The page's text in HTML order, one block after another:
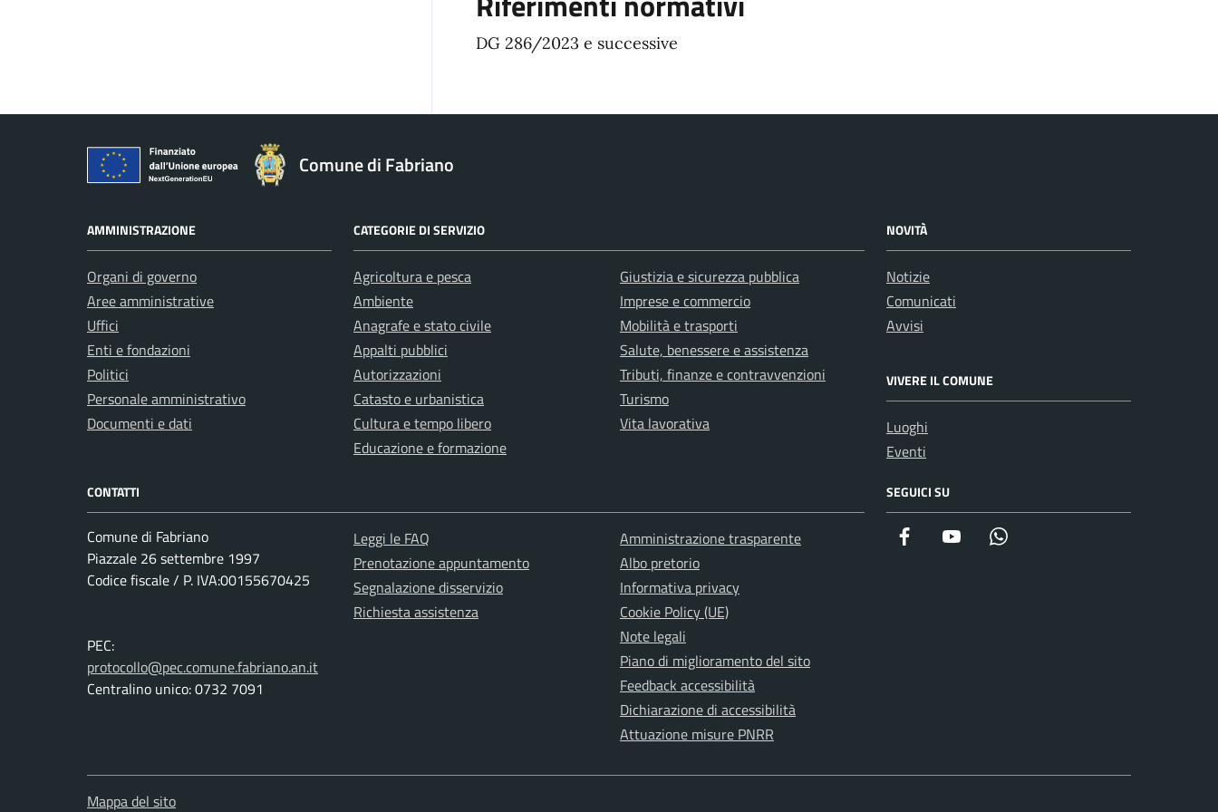
DG 286/2023 e successive
Comune di Fabriano
AMMINISTRAZIONE
Organi di governo
Aree amministrative
Uffici
Enti e fondazioni
Politici
Personale amministrativo
Documenti e dati
CATEGORIE DI SERVIZIO
Agricoltura e pesca
Ambiente
Anagrafe e stato civile
Appalti pubblici
Autorizzazioni
Catasto e urbanistica
Cultura e tempo libero
Educazione e formazione
Giustizia e sicurezza pubblica
Imprese e commercio
Mobilità e trasporti
Salute, benessere e assistenza
Tributi, finanze e contravvenzioni
Turismo
Vita lavorativa
NOVITÀ
Notizie
Comunicati
Avvisi
VIVERE IL COMUNE
Luoghi
Eventi
CONTATTI
Comune di Fabriano
Piazzale 26 settembre 1997
Codice fiscale / P. IVA:00155670425
PEC:
protocollo@pec.comune.fabriano.an.it
Centralino unico: 0732 7091
Leggi le FAQ
Prenotazione appuntamento
Segnalazione disservizio
Richiesta assistenza
Amministrazione trasparente
Albo pretorio
Informativa privacy
Cookie Policy (UE)
Note legali
Piano di miglioramento del sito
Feedback accessibilità
Dichiarazione di accessibilità
Attuazione misure PNRR
SEGUICI SU
Facebook YouTube
Mappa del sito